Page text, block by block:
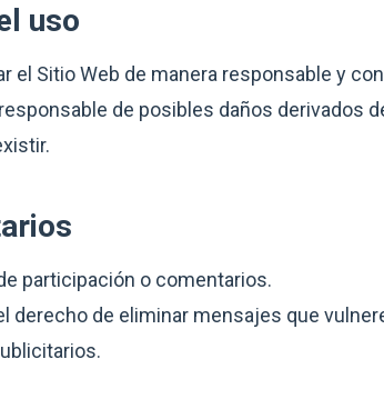
uso
el Sitio Web de manera responsable y
de posibles daños derivados
participación o comentarios.
derecho de eliminar mensajes que